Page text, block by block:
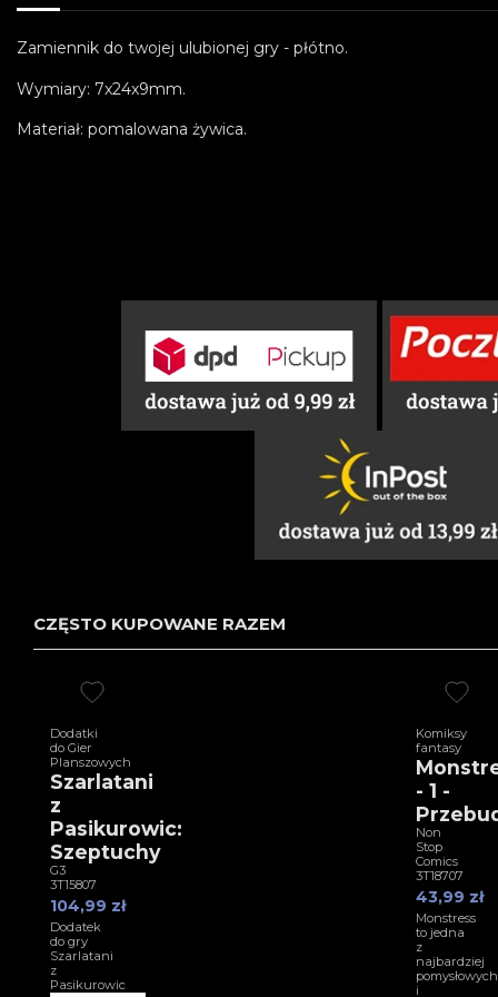
Zamiennik do twojej ulubionej gry - płótno.
Wymiary: 7x24x9mm.
Materiał: pomalowana żywica.
CZĘSTO KUPOWANE RAZEM
Dodatki
do Gier
Planszowych
Szarlatani
z
Pasikurowic:
Szeptuchy
G3
3T15807
104,99 zł
Dodatek
do gry
Szarlatani
z
Pasikurowic
Komiksy
fantasy
- 1 -
Non
Stop
Comics
3T18707
43,99 zł
Monstress
to jedna
z
najbardziej
pomysłowych
i